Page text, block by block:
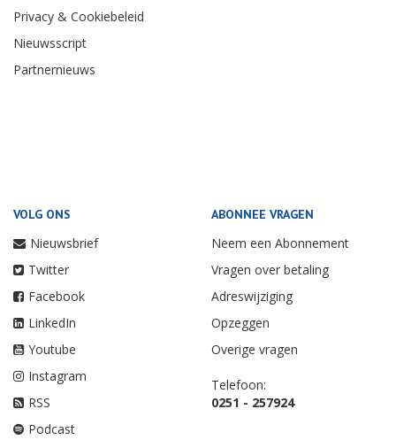
Privacy & Cookiebeleid
Nieuwsscript
Partnernieuws
VOLG ONS
Nieuwsbrief
Twitter
Facebook
LinkedIn
Youtube
Instagram
RSS
Podcast
ABONNEE VRAGEN
Neem een Abonnement
Vragen over betaling
Adreswijziging
Opzeggen
Overige vragen
Telefoon:
0251 - 257924